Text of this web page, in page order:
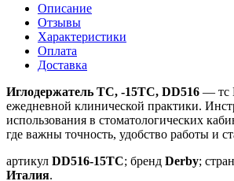
Описание
Отзывы
Характеристики
Оплата
Доставка
Иглодержатель ТС, -15TC, DD516 — тс
ежедневной клинической практики.
использования в стоматологических
где важны точность, удобство работы и
артикул DD516-15TC; бренд Derby;
Италия.